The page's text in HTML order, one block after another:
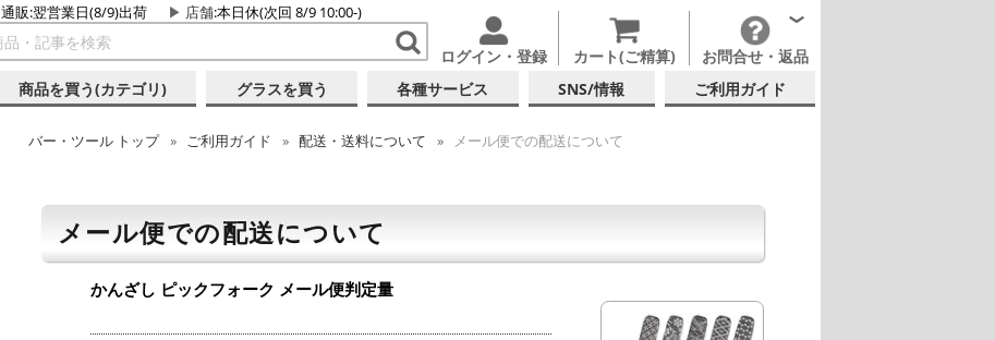
通販:翌営業日(8/9)出荷 店舗:本日休(次回 8/9 10:00-)
ログイン・登録 カート(ご精算) お問合せ・返品
商品を買う(カテゴリ) グラスを買う 各種サービス SNS/情報 ご利用ガイド
バー・ツールトップ ご利用ガイド 配送・送料について メール便での配送について
メール便での配送について
かんざし ピックフォーク メール便判定量